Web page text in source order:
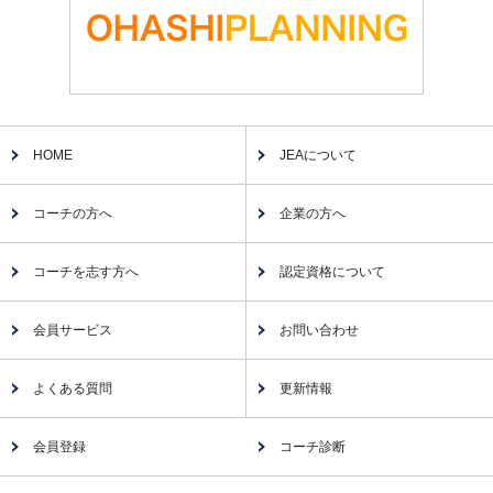
HOME JEAについて
コーチの方へ 企業の方へ
コーチを志す方へ 認定資格について
会員サービス お問い合わせ
よくある質問 更新情報
会員登録 コーチ診断